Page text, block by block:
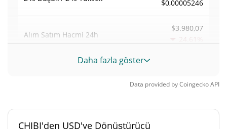
$0,00005246
Alım Satım Hacmi 24h
$3.980,07
24.61%
Hacim / Piyasa Değeri
Daha fazla göster
Data provided byCoingeckoAPI
CHIBI'den USD'ye Dönüştürücü